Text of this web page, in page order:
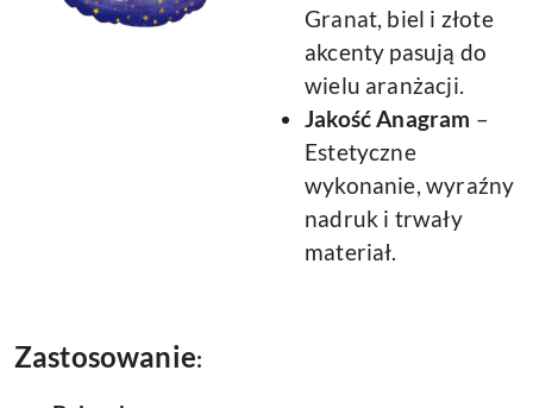
Granat, biel i złote
akcenty pasują do
wielu aranżacji.
Jakość Anagram –
Estetyczne
wykonanie, wyraźny
nadruk i trwały
materiał.
Zastosowanie: